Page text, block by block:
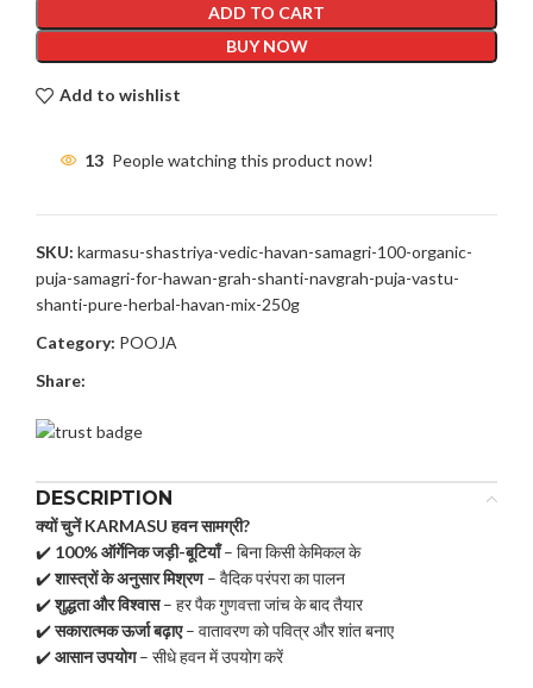
ADD TO CART
BUY NOW
Add to wishlist
13 People watching this product now!
SKU: karmasu-shastriya-vedic-havan-samagri-100-organic-
puja-samagri-for-hawan-grah-shanti-navgrah-puja-vastu-
shanti-pure-herbal-havan-mix-250g
Category: POOJA
Share:
DESCRIPTION
क्यों चुनें KARMASU हवन सामग्री?
✔️ 100% ऑर्गेनिक जड़ी-बूटियाँ– बिना किसी केमिकल के
✔️शास्त्रों के अनुसार मिश्रण– वैदिक परंपरा का पालन
✔️शुद्धता और विश्वास– हर पैक गुणवत्ता जांच के बाद तैयार
✔️सकारात्मक ऊर्जा बढ़ाए– वातावरण को पवित्र और शांत बनाए
✔️आसान उपयोग– सीधे हवन में उपयोग करें